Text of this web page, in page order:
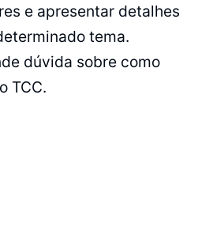
e apresentar detalhes
tema.
dúvida sobre como
TCC.